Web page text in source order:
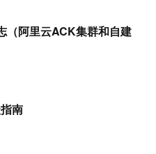
（阿里云ACK集群和自建
南